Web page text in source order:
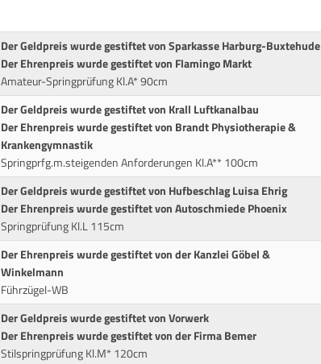
Der Geldpreis wurde gestiftet von Sparkasse Harburg-Buxtehude
Der Ehrenpreis wurde gestiftet von Flamingo Markt
Amateur-Springprüfung Kl.A* 90cm
Der Geldpreis wurde gestiftet von Krall Luftkanalbau
Der Ehrenpreis wurde gestiftet von Brandt Physiotherapie &
Krankengymnastik
Springprfg.m.steigenden Anforderungen Kl.A** 100cm
Der Geldpreis wurde gestiftet von Hufbeschlag Luisa Ehrig
Der Ehrenpreis wurde gestiftet von Autoschmiede Phoenix
Springprüfung Kl.L 115cm
Der Ehrenpreis wurde gestiftet von der Kanzlei Göbel &
Winkelmann
Führzügel-WB
Der Geldpreis wurde gestiftet von Vorwerk
Der Ehrenpreis wurde gestiftet von der Firma Bemer
Stilspringprüfung Kl.M* 120cm